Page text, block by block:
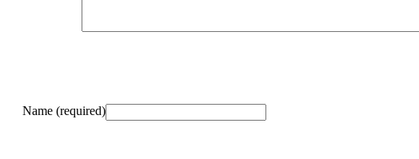
Name (required)